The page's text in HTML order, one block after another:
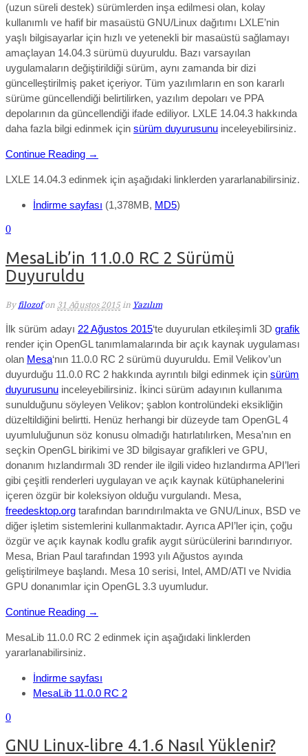
(uzun süreli destek) sürümlerden inşa edilmesi olan, kolay
kullanımlı ve hafif bir masaüstü GNU/Linux dağıtımı LXLE’nin
yaşlı bilgisayarlar için hızlı ve yetenekli bir masaüstü sağlamayı
amaçlayan 14.04.3 sürümü duyuruldu. Bazı varsayılan
uygulamaların değiştirildiği sürüm, aynı zamanda bir dizi
güncelleştirilmiş paket içeriyor. Tüm yazılımların en son kararlı
sürüme güncellendiği belirtilirken, yazılım depoları ve PPA
depolarının da güncellendiği ifade ediliyor. LXLE 14.04.3 hakkında
daha fazla bilgi edinmek için sürüm duyurusunu inceleyebilirsiniz.
Continue Reading →
LXLE 14.04.3 edinmek için aşağıdaki linklerden yararlanabilirsiniz.
İndirme sayfası (1,378MB, MD5)
0
MesaLib’in 11.0.0 RC 2 Sürümü
Duyuruldu
By filozof on 31 Ağustos 2015 in Yazılım
İlk sürüm adayı 22 Ağustos 2015‘te duyurulan etkileşimli 3D grafik
render için OpenGL tanımlamalarında bir açık kaynak uygulaması
olan Mesa‘nın 11.0.0 RC 2 sürümü duyuruldu. Emil Velikov’un
duyurduğu 11.0.0 RC 2 hakkında ayrıntılı bilgi edinmek için sürüm
duyurusunu inceleyebilirsiniz. İkinci sürüm adayının kullanıma
sunulduğunu söyleyen Velikov; şablon kontrolündeki eksikliğin
düzeltildiğini belirtti. Henüz herhangi bir düzeyde tam OpenGL 4
uyumluluğunun söz konusu olmadığı hatırlatılırken, Mesa’nın en
seçkin OpenGL birikimi ve 3D bilgisayar grafikleri ve GPU,
donanım hızlandırmalı 3D render ile ilgili video hızlandırma API’leri
gibi çeşitli renderleri uygulayan ve açık kaynak kütüphanelerini
içeren özgür bir koleksiyon olduğu vurgulandı. Mesa,
freedesktop.org tarafından barındırılmakta ve GNU/Linux, BSD ve
diğer işletim sistemlerini kullanmaktadır. Ayrıca API’ler için, çoğu
özgür ve açık kaynak kodlu grafik aygıt sürücülerini barındırıyor.
Mesa, Brian Paul tarafından 1993 yılı Ağustos ayında
geliştirilmeye başlandı. Mesa 10 serisi, Intel, AMD/ATI ve Nvidia
GPU donanımlar için OpenGL 3.3 uyumludur.
Continue Reading →
MesaLib 11.0.0 RC 2 edinmek için aşağıdaki linklerden
yararlanabilirsiniz.
İndirme sayfası
MesaLib 11.0.0 RC 2
0
GNU Linux-libre 4.1.6 Nasıl Yüklenir?